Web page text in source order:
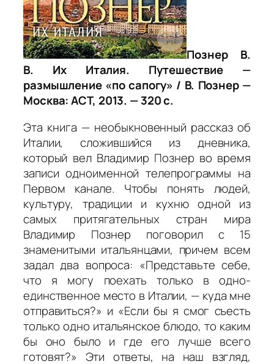
Познер В.
В. Их Италия. Путешествие —
размышление «по сапогу» / В. Познер —
Москва: АСТ, 2013. — 320 с.
Эта книга — необыкновенный рассказ об
Италии, сложившийся из дневника,
который вел Владимир Познер во время
записи одноименной телепрограммы на
Первом канале. Чтобы понять людей,
культуру, традиции и кухню одной из
самых притягательных стран мира
Владимир Познер поговорил с 15
знаменитыми итальянцами, причем всем
задал два вопроса: «Представьте себе,
что я могу поехать только в одно-
единственное место в Италии, — куда мне
отправиться?» и «Если бы я смог съесть
только одно итальянское блюдо, то каким
бы оно было и где его лучше всего
готовят?» Эти ответы, на наш взгляд,